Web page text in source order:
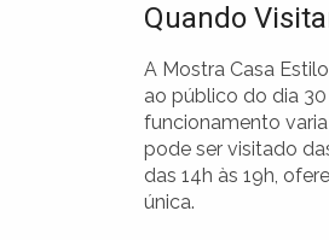
Quando
A Mostra Casa
ao público do dia
funcionamento
pode ser visitado
das 14h às 19h,
única.